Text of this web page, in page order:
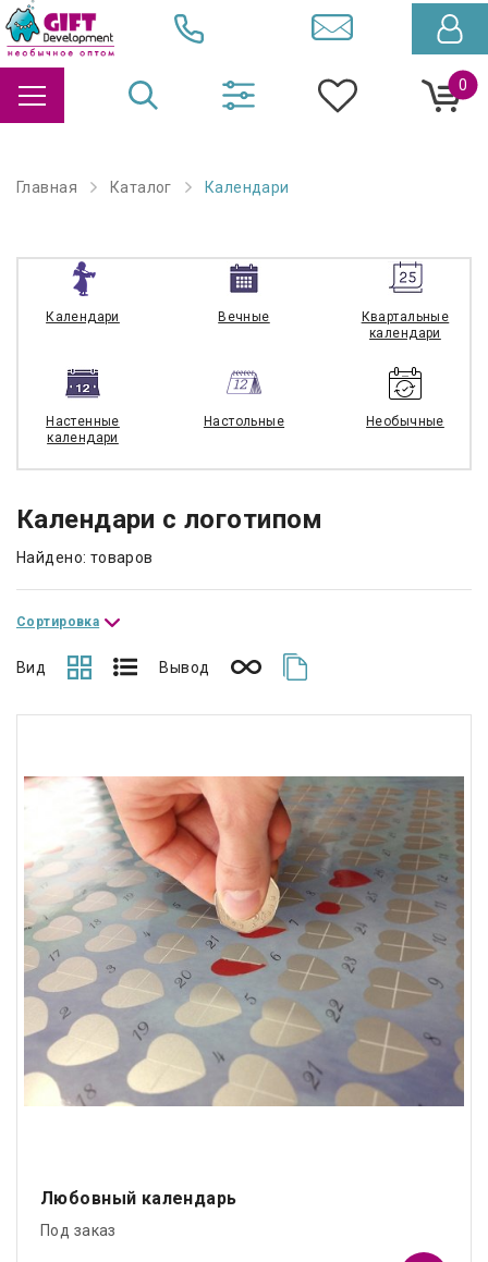
0
Главная Каталог Календари
Календари Вечные
Квартальные
календари
Настенные
календари
Настольные Необычные
Календари с логотипом
Найдено: товаров
Сортировка
Вид Вывод
Любовный календарь
Под заказ